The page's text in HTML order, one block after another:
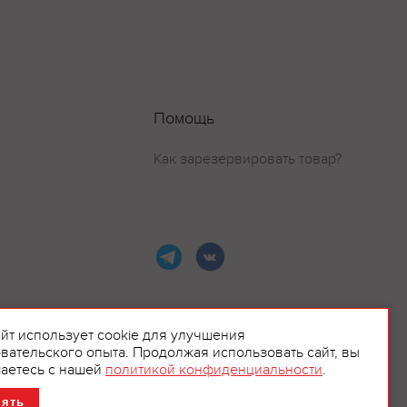
Помощь
Как зарезервировать товар?
использует cookie для улучшения
опыта. Продолжая использовать сайт, вы
с нашей политикой конфиденциальности.